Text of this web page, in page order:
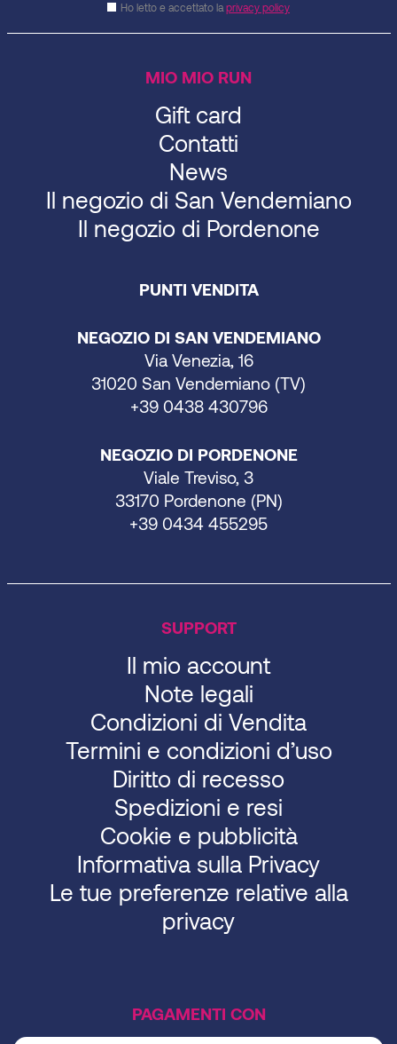
Ho letto e accettato la privacy policy
MIO MIO RUN
Gift card
Contatti
News
Il negozio di San Vendemiano
Il negozio di Pordenone
PUNTI VENDITA
NEGOZIO DI SAN VENDEMIANO
Via Venezia, 16
31020 San Vendemiano (TV)
+39 0438 430796
NEGOZIO DI PORDENONE
Viale Treviso, 3
33170 Pordenone (PN)
+39 0434 455295
SUPPORT
Il mio account
Note legali
Condizioni di Vendita
Termini e condizioni d’uso
Diritto di recesso
Spedizioni e resi
Cookie e pubblicità
Informativa sulla Privacy
Le tue preferenze relative alla
privacy
PAGAMENTI CON